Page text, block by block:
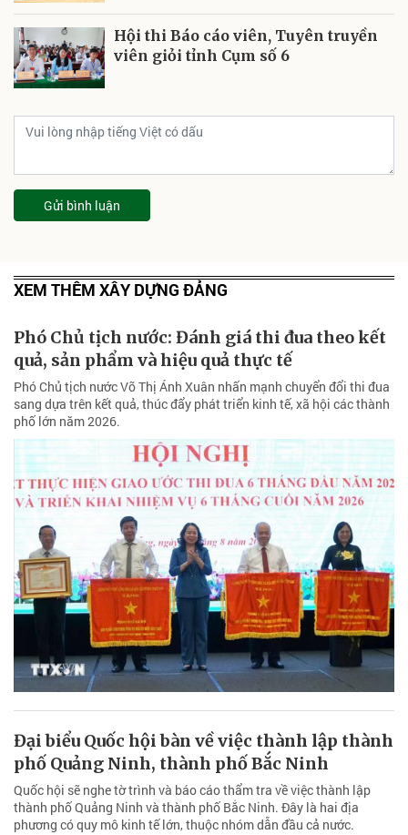
Hội thi Báo cáo viên, Tuyên truyền
viên giỏi tỉnh Cụm số 6
Gửi bình luận
XEM THÊM XÂY DỰNG ĐẢNG
Phó Chủ tịch nước: Đánh giá thi đua theo kết
quả, sản phẩm và hiệu quả thực tế
Phó Chủ tịch nước Võ Thị Ánh Xuân nhấn mạnh chuyển đổi thi đua
sang dựa trên kết quả, thúc đẩy phát triển kinh tế, xã hội các thành
phố lớn năm 2026.
Đại biểu Quốc hội bàn về việc thành lập thành
phố Quảng Ninh, thành phố Bắc Ninh
Quốc hội sẽ nghe tờ trình và báo cáo thẩm tra về việc thành lập
thành phố Quảng Ninh và thành phố Bắc Ninh. Đây là hai địa
phương có quy mô kinh tế lớn, thuộc nhóm dẫn đầu cả nước.